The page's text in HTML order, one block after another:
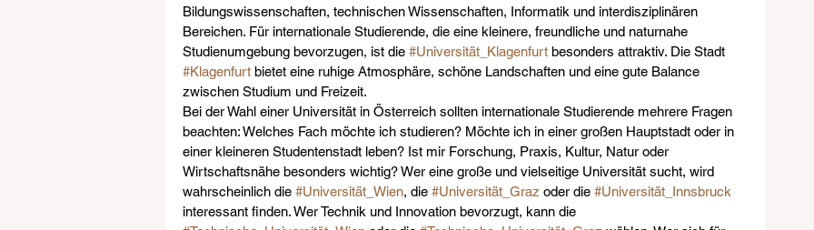
Bildungswissenschaften, technischen Wissenschaften, Informatik und interdisziplinären
Bereichen. Für internationale Studierende, die eine kleinere, freundliche und naturnahe
Studienumgebung bevorzugen, ist die #Universität_Klagenfurt besonders attraktiv. Die Stadt
#Klagenfurt bietet eine ruhige Atmosphäre, schöne Landschaften und eine gute Balance
zwischen Studium und Freizeit.
Bei der Wahl einer Universität in Österreich sollten internationale Studierende mehrere Fragen
beachten: Welches Fach möchte ich studieren? Möchte ich in einer großen Hauptstadt oder in
einer kleineren Studentenstadt leben? Ist mir Forschung, Praxis, Kultur, Natur oder
Wirtschaftsnähe besonders wichtig? Wer eine große und vielseitige Universität sucht, wird
wahrscheinlich die #Universität_Wien, die #Universität_Graz oder die #Universität_Innsbruck
interessant finden. Wer Technik und Innovation bevorzugt, kann die